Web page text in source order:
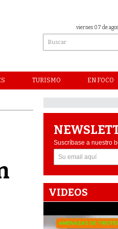
viernes 07 de
TURISMO EN FOCO
Suscríbase a nuestro
VIDEOS